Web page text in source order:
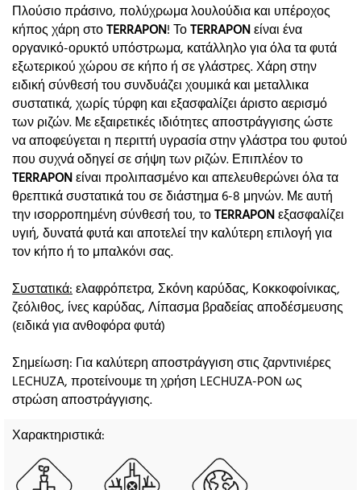
Πλούσιο πράσινο, πολύχρωμα λουλούδια και υπέροχος
κήπος χάρη στοTERRAPON! ΤοTERRAPONείναι ένα
οργανικό-ορυκτό υπόστρωμα, κατάλληλο για όλα τα φυτά
εξωτερικού χώρου σε κήπο ή σε γλάστρες. Χάρη στην
ειδική σύνθεσή του συνδυάζει χουμικά και μεταλλικα
συστατικά, χωρίς τύρφη και εξασφαλίζει άριστο αερισμό
των ριζών. Με εξαιρετικές ιδιότητες αποστράγγισης ώστε
να αποφεύγεται η περιττή υγρασία στην γλάστρα του φυτού
που συχνά οδηγεί σε σήψη των ριζών. Επιπλέον το
TERRAPONείναι προλιπασμένο και απελευθερώνει όλα τα
θρεπτικά συστατικά του σε διάστημα 6-8 μηνών. Με αυτή
την ισορροπημένη σύνθεσή του, τοTERRAPONεξασφαλίζει
υγιή, δυνατά φυτά και αποτελεί την καλύτερη επιλογή για
τον κήπο ή το μπαλκόνι σας.
Συστατικά:ελαφρόπετρα, Σκόνη καρύδας, Κοκκοφοίνικας,
ζεόλιθος, ίνες καρύδας, Λίπασμα βραδείας αποδέσμευσης
(ειδικά για ανθοφόρα φυτά)
Σημείωση: Για καλύτερη αποστράγγιση στις ζαρντινιέρες
LECHUZA, προτείνουμε τη χρήση LECHUZA-PON ως
στρώση αποστράγγισης.
Χαρακτηριστικά: